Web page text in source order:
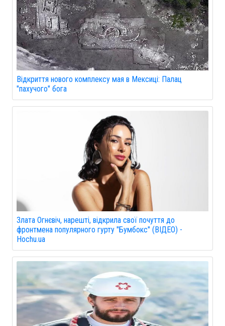
Відкриття нового комплексу мая в Мексиці: Палац
"пахучого" бога
Злата Огнєвіч, нарешті, відкрила свої почуття до
фронтмена популярного гурту "Бумбокс" (ВІДЕО) -
Hochu.ua